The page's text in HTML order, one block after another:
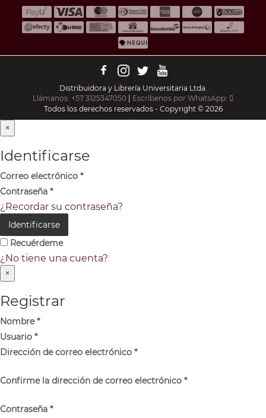
Distribuidora y Librería Universitaria Ltda.
Llámanos: +57 3125347050
Escríbenos por WhatsApp:
Todos los derechos reservados - Copyright © 2026
×
Identificarse
Correo electrónico *
Contraseña *
¿Recordar su contraseña?
Identificarse
Recuérdeme
¿No tiene una cuenta?
×
Registrar
Nombre*
Usuario *
Dirección de correo electrónico *
Confirme la dirección de correo electrónico *
Contraseña *